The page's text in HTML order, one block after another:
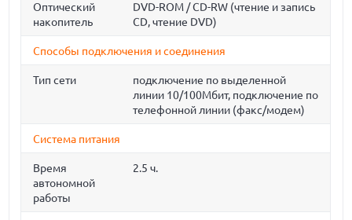
Оптический
накопитель
DVD-ROM / CD-RW (чтение и запись
CD, чтение DVD)
Способы подключения и соединения
Тип сети
подключение по выделенной
линии 10/100Мбит, подключение по
телефонной линии (факс/модем)
Система питания
Время
автономной
работы
2.5 ч.